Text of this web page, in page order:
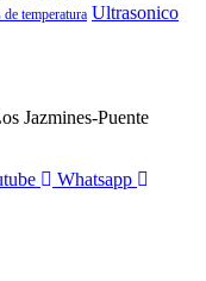
temperatura Ultrasonico
Jazmines-Puente
Whatsapp